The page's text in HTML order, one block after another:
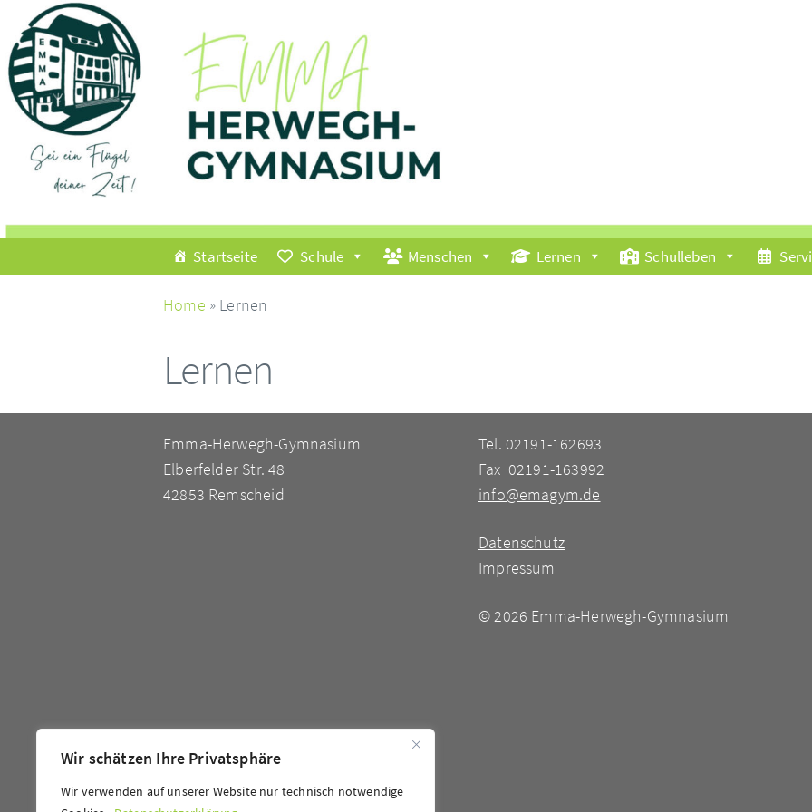
Wir schätzen Ihre Privatsphäre
Wir verwenden auf unserer Website nur technisch notwendige
Startseite Schule Menschen Lernen Schulleben
Home » Lernen
Lernen
Emma-Herwegh-Gymnasium
Elberfelder Str. 48
42853 Remscheid
Tel. 02191-162693
Fax 02191-163992
info@emagym.de
Datenschutz
Impressum
© 2026 Emma-Herwegh-Gymnasium